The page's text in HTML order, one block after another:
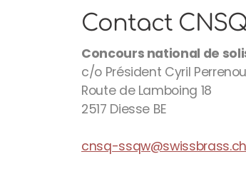
Contact
Concours national de
c/o Président Cyril
Route de Lamboing 18
2517 Diesse BE
cnsq-ssqw@swissbrass.ch